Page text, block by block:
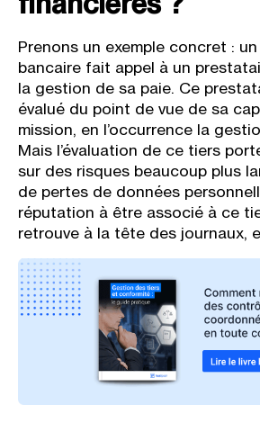
Prenons un exemple concret :
bancaire fait appel à un
la gestion de sa paie. Ce
évalué du point de vue de sa
mission, en l’occurrence la
Mais l’évaluation de ce tiers
sur des risques beaucoup plus
de pertes de données
réputation à être associé à ce
retrouve à la tête des journaux,